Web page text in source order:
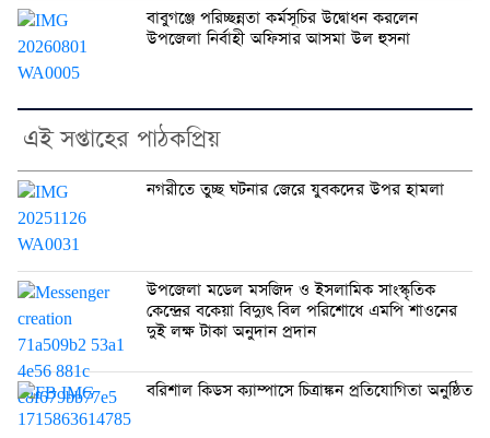
বাবুগঞ্জে পরিচ্ছন্নতা কর্মসূচির উদ্বোধন করলেন
উপজেলা নির্বাহী অফিসার আসমা উল হুসনা
এই সপ্তাহের পাঠকপ্রিয়
নগরীতে তুচ্ছ ঘটনার জেরে যুবকদের উপর হামলা
উপজেলা মডেল মসজিদ ও ইসলামিক সাংস্কৃতিক
কেন্দ্রের বকেয়া বিদ্যুৎ বিল পরিশোধে এমপি শাওনের
দুই লক্ষ টাকা অনুদান প্রদান
বরিশাল কিডস ক্যাম্পাসে চিত্রাঙ্কন প্রতিযোগিতা অনুষ্ঠিত